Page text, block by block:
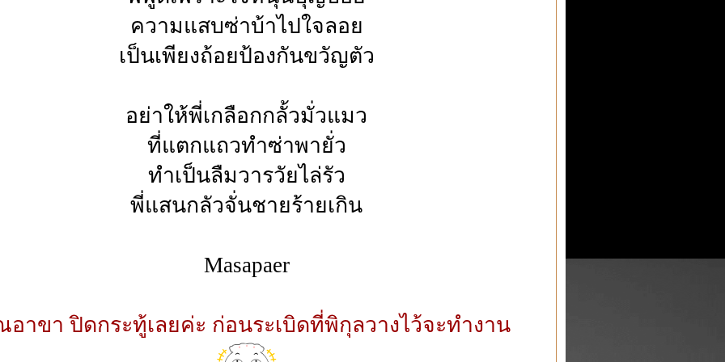
ความแสบซ่าบ้าไปใจลอย
เป็นเพียงถ้อยป้องกันขวัญตัว
อย่าให้พี่เกลือกกลั้วมั่วแมว
ที่แตกแถวทำซ่าพายั่ว
ทำเป็นลืมวารวัยไล่รัว
พี่แสนกลัวจั่นชายร้ายเกิน
Masapaer
าขา ปิดกระทู้เลยค่ะ ก่อนระเบิดที่พิกุลวางไว้จะทำงาน